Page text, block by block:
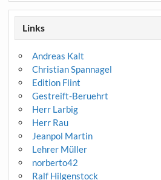
Links
Andreas Kalt
Christian Spannagel
Edition Flint
Gestreift-Beruehrt
Herr Larbig
Herr Rau
Jeanpol Martin
Lehrer Müller
norberto42
Ralf Hilgenstock